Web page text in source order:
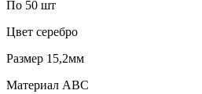
По 50 шт
Цвет серебро
Размер 15,2мм
Материал АВС